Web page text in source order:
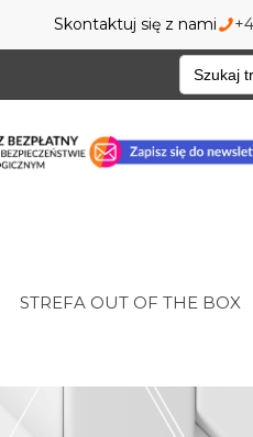
Skontaktuj się z nami
STREFA OUT OF THE BOX